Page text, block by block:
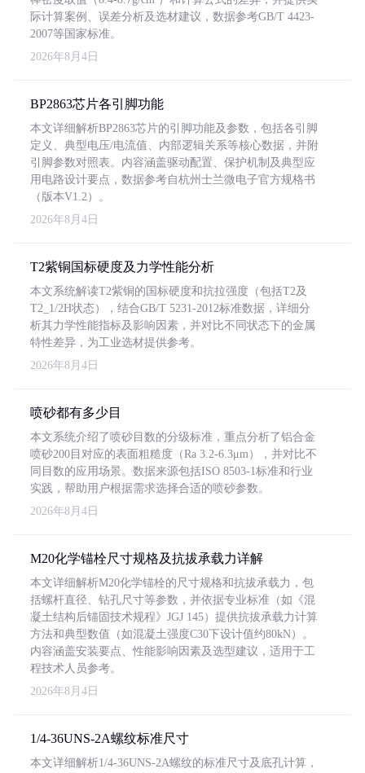
际计算案例、误差分析及选材建议，数据参考GB/T 4423-
2007等国家标准。
2026年8月4日
BP2863芯片各引脚功能
本文详细解析BP2863芯片的引脚功能及参数，包括各引脚
定义、典型电压/电流值、内部逻辑关系等核心数据，并附
引脚参数对照表。内容涵盖驱动配置、保护机制及典型应
用电路设计要点，数据参考自杭州士兰微电子官方规格书
（版本V1.2）。
2026年8月4日
T2紫铜国标硬度及力学性能分析
本文系统解读T2紫铜的国标硬度和抗拉强度（包括T2及
T2_1/2H状态），结合GB/T 5231-2012标准数据，详细分
析其力学性能指标及影响因素，并对比不同状态下的金属
特性差异，为工业选材提供参考。
2026年8月4日
喷砂都有多少目
本文系统介绍了喷砂目数的分级标准，重点分析了铝合金
喷砂200目对应的表面粗糙度（Ra 3.2-6.3μm），并对比不
同目数的应用场景。数据来源包括ISO 8503-1标准和行业
实践，帮助用户根据需求选择合适的喷砂参数。
2026年8月4日
M20化学锚栓尺寸规格及抗拔承载力详解
本文详细解析M20化学锚栓的尺寸规格和抗拔承载力，包
括螺杆直径、钻孔尺寸等参数，并依据专业标准（如《混
凝土结构后锚固技术规程》JGJ 145）提供抗拔承载力计算
方法和典型数值（如混凝土强度C30下设计值约80kN）。
内容涵盖安装要点、性能影响因素及选型建议，适用于工
程技术人员参考。
2026年8月4日
1/4-36UNS-2A螺纹标准尺寸
本文详细解析1/4-36UNS-2A螺纹的标准尺寸及底孔计算，